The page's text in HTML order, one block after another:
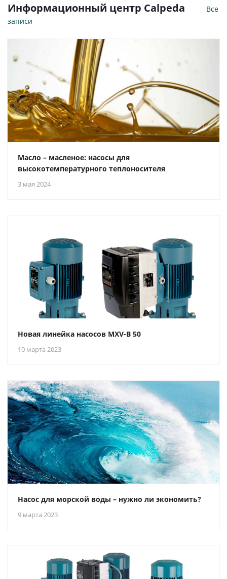
Информационный центр Calpeda
Все
записи
Масло – масленое: насосы для
высокотемпературного теплоносителя
3 мая 2024
Новая линейка насосов MXV-B 50
10 марта 2023
Насос для морской воды – нужно ли экономить?
9 марта 2023